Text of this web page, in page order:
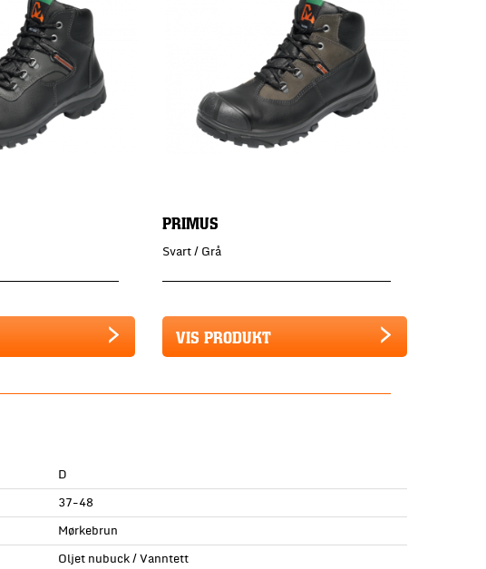
PRIMUS
Svart / Grå
VIS PRODUKT
D
37-48
Mørkebrun
Oljet nubuck / Vanntett